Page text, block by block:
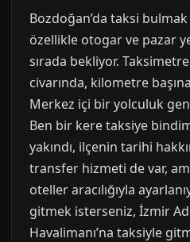
Bozdoğan’da taksi
özellikle otogar ve pazar
sırada bekliyor. Taksimetre
civarında, kilometre
Merkez içi bir yolculuk
Ben bir kere taksiye
yakındı, ilçenin tarihi
transfer hizmeti de var,
oteller aracılığıyla
gitmek isterseniz, İzmir
Havalimanı’na taksiyle